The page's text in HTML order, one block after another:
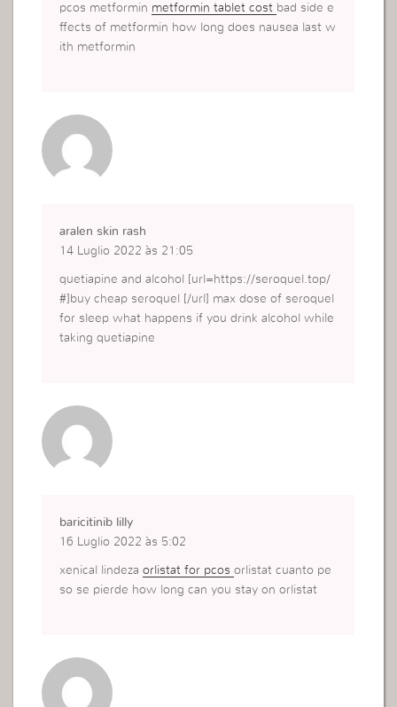
pcos metformin metformin tablet cost bad side e
ffects of metformin how long does nausea last w
ith metformin
aralen skin rash
14 Luglio 2022 às 21:05
quetiapine and alcohol [url=https://seroquel.top/
#]buy cheap seroquel [/url] max dose of seroquel
for sleep what happens if you drink alcohol while
taking quetiapine
baricitinib lilly
16 Luglio 2022 às 5:02
xenical lindezaorlistat for pcosorlistat cuanto pe
so se pierde how long can you stay on orlistat